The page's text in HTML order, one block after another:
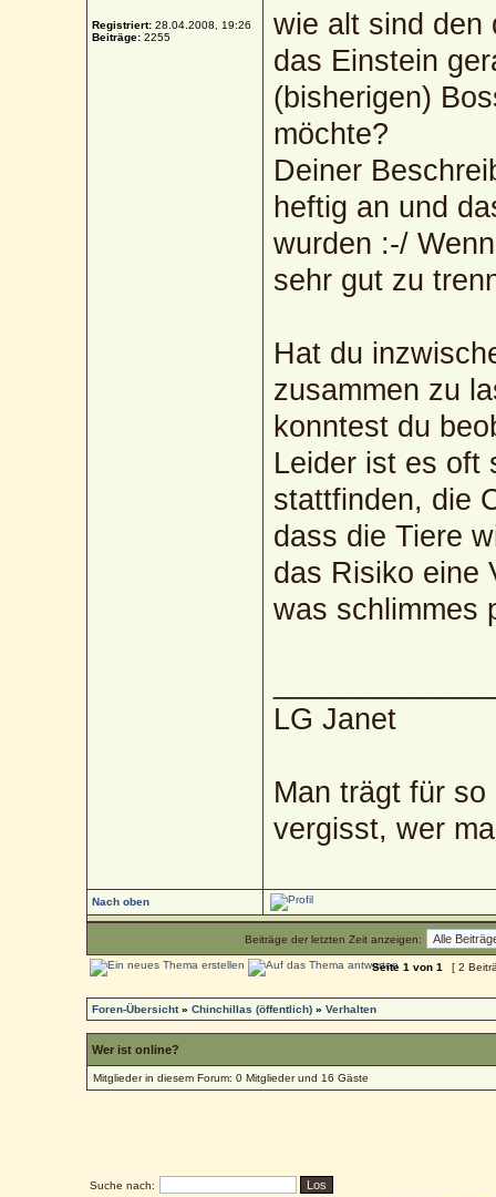
Registriert: 28.04.2008, 19:26
Beiträge: 2255
wie alt sind den
das Einstein
(bisherigen)
möchte?
Deiner
heftig an und
wurden :-/
sehr gut zu
Hat du
zusammen zu
konntest du
Leider ist es oft
stattfinden, die
dass die Tiere
das Risiko eine
was schlimmes
LG Janet
Man trägt für
vergisst, wer
Nach oben
Beiträge der letzten Zeit anzeigen:
Seite1 von1 [ 2
Foren-Übersicht»Chinchillas (öffentlich) »Verhalten
Wer ist online?
Mitglieder in diesem Forum: 0 Mitglieder und 16 Gäste
Suche nach: